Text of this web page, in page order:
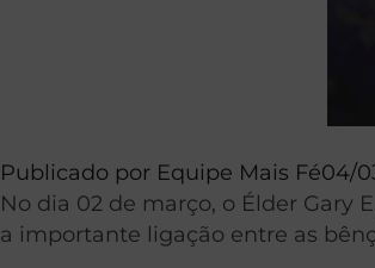
Publicado por Equipe Mais Fé04/
No dia 02 de março, o Élder Gary
a importante ligação entre as